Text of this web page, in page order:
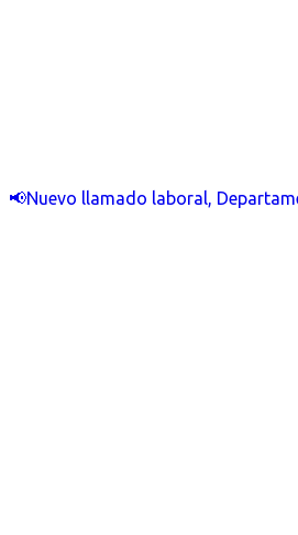
📢Nuevo llamado laboral,